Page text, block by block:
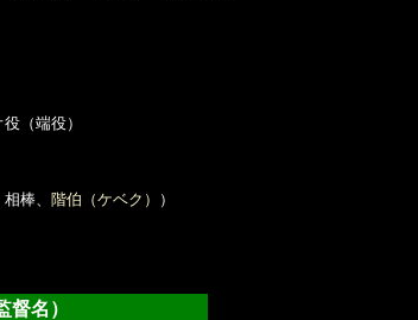
（端役）
棒、
階伯（ケベク）
）
名）